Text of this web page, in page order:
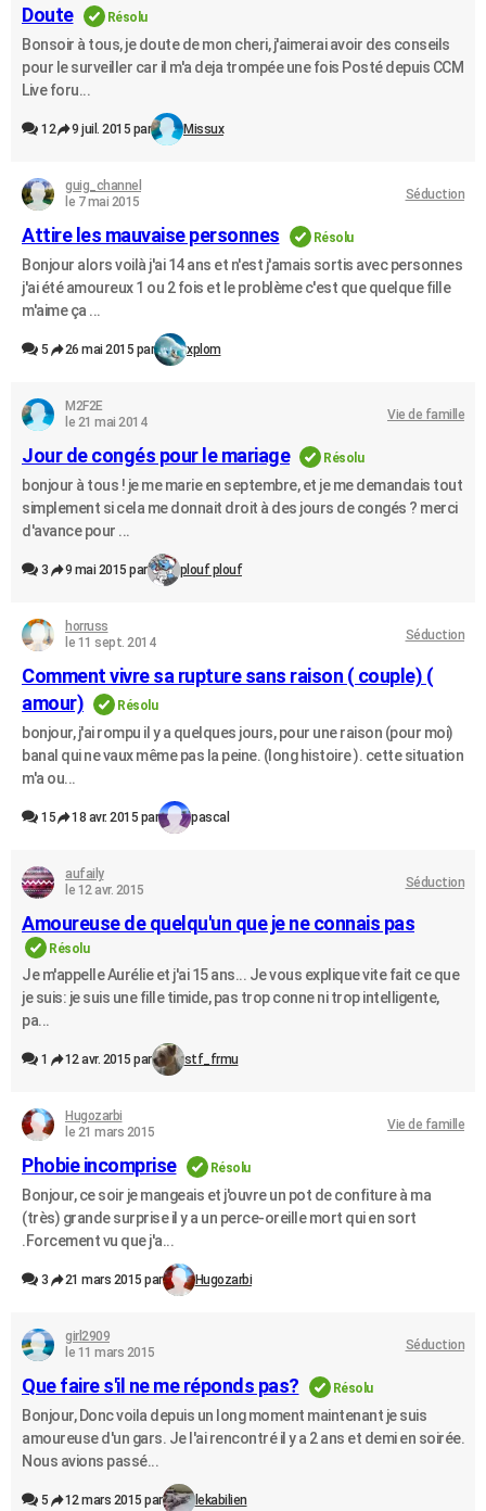
Doute Résolu
Bonsoir à tous, je doute de mon cheri, j'aimerai avoir des conseils
pour le surveiller car il m'a deja trompée une fois Posté depuis CCM
Live foru...
12 9 juil. 2015 par Missux
guig_channel
le 7 mai 2015
Séduction
Attire les mauvaise personnes Résolu
Bonjour alors voilà j'ai 14 ans et n'est j'amais sortis avec personnes
j'ai été amoureux 1 ou 2 fois et le problème c'est que quelque fille
m'aime ça ...
5 26 mai 2015 par xplom
M2F2E
le 21 mai 2014
Vie de famille
Jour de congés pour le mariage Résolu
bonjour à tous ! je me marie en septembre, et je me demandais tout
simplement si cela me donnait droit à des jours de congés ? merci
d'avance pour ...
3 9 mai 2015 par plouf plouf
horruss
le 11 sept. 2014
Séduction
Comment vivre sa rupture sans raison ( couple) (
amour)
Résolu
bonjour, j'ai rompu il y a quelques jours, pour une raison (pour moi)
banal qui ne vaux même pas la peine. (long histoire ). cette situation
m'a ou...
15 18 avr. 2015 par pascal
aufaily
le 12 avr. 2015
Séduction
Amoureuse de quelqu'un que je ne connais pas
Résolu
Je m'appelle Aurélie et j'ai 15 ans... Je vous explique vite fait ce que
je suis: je suis une fille timide, pas trop conne ni trop intelligente,
pa...
1 12 avr. 2015 par stf_frmu
Hugozarbi
le 21 mars 2015
Vie de famille
Phobie incomprise Résolu
Bonjour, ce soir je mangeais et j'ouvre un pot de confiture à ma
(très) grande surprise il y a un perce-oreille mort qui en sort
.Forcement vu que j'a...
3 21 mars 2015 par Hugozarbi
girl2909
le 11 mars 2015
Séduction
Que faire s'il ne me réponds pas? Résolu
Bonjour, Donc voila depuis un long moment maintenant je suis
amoureuse d'un gars. Je l'ai rencontré il y a 2 ans et demi en soirée.
Nous avions passé...
5 12 mars 2015 par lekabilien